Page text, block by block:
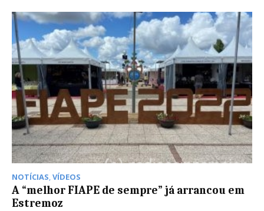
NOTÍCIAS,VÍDEOS
A “melhor FIAPE de sempre” já arrancou em
Estremoz